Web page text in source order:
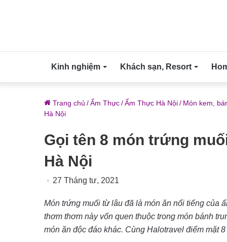
Kinh nghiệm Khách sạn, Resort
Trang chủ /Ẩm Thực/Ẩm Thực Hà Nội/ Món kem,
Hà Nội
Gọi tên 8 món trứng
Hà Nội
27 Tháng tư, 2021
Món trứng muối từ lâu đã là món ăn nổi tiếng của
thơm thơm này vốn quen thuộc trong món bánh
món ăn độc đáo khác. Cùng Halotravel điểm mặt